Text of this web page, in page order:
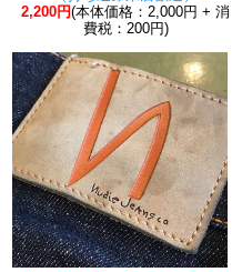
2,200円(本体価格：2,000円 + 消
費税：200円)